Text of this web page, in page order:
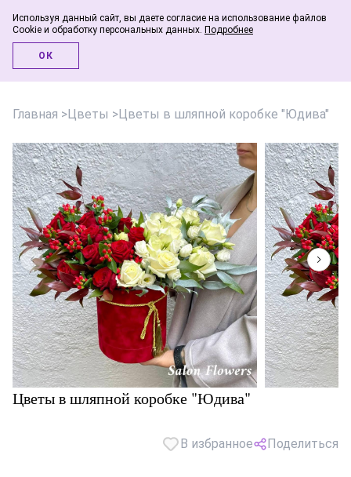
Главная >Цветы >Цветы в шляпной коробке "Юдива"
Цветы в шляпной коробке "Юдива"
В избранное Поделиться
Используя данный сайт, вы даете согласие на использование файлов
Cookie и обработку персональных данных. Подробнее
ОК